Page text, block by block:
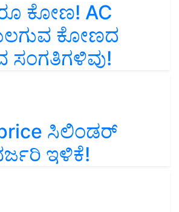
ಕೋಣ! AC
ಕೋಣದ
ಸಂಗತಿಗಳಿವು!
ಸಿಲಿಂಡರ್‌
ಇಳಿಕೆ!